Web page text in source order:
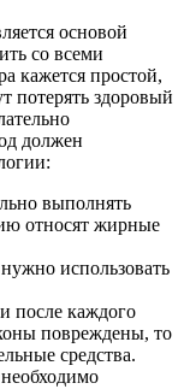
основой
со всеми
кажется простой,
потерять здоровый
должен
выполнять
относят жирные
использовать
после каждого
повреждены, то
средства.